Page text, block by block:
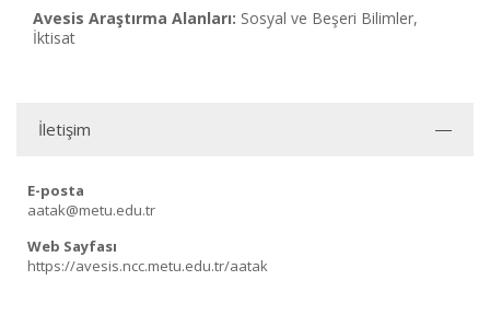
Avesis Araştırma Alanları: Sosyal ve Beşeri Bilimler,
İktisat
İletişim
E-posta
aatak@metu.edu.tr
Web Sayfası
https://avesis.ncc.metu.edu.tr/aatak